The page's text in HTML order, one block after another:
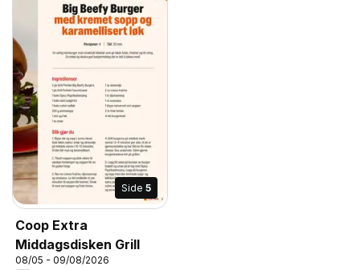
Side 5
Coop Extra
Middagsdisken Grill
08/05 - 09/08/2026